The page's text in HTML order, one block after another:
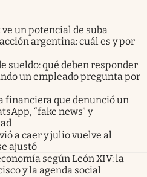
un potencial de suba
argentina: cuál es y por
sueldo: qué deben responder
un empleado pregunta por
financiera que denunció un
“fake news” y
a caer y julio vuelve al
ajustó
según León XIV: la
y la agenda social